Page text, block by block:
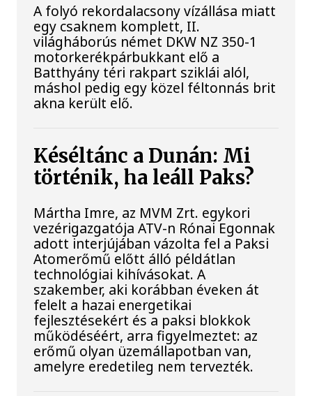
A folyó rekordalacsony vízállása miatt
egy csaknem komplett, II.
világháborús német DKW NZ 350-1
motorkerékpárbukkant elő a
Batthyány téri rakpart sziklái alól,
máshol pedig egy közel féltonnás brit
akna került elő.
Késéltánc a Dunán: Mi
történik, ha leáll Paks?
Mártha Imre, az MVM Zrt. egykori
vezérigazgatója ATV-n Rónai Egonnak
adott interjújában vázolta fel a Paksi
Atomerőmű előtt álló példátlan
technológiai kihívásokat. A
szakember, aki korábban éveken át
felelt a hazai energetikai
fejlesztésekért és a paksi blokkok
működéséért, arra figyelmeztet: az
erőmű olyan üzemállapotban van,
amelyre eredetileg nem tervezték.